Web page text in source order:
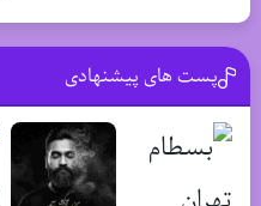
پست های پیشنهادی